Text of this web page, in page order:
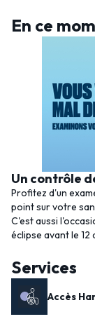
En ce
Un contrôle
Profitez d'un
point sur votre
C'est aussi
éclipse avant le
Services
Accès